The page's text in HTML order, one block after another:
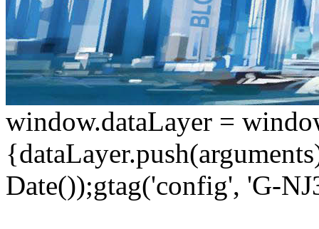
window.dataLayer =
Date());gtag('config', 'G-